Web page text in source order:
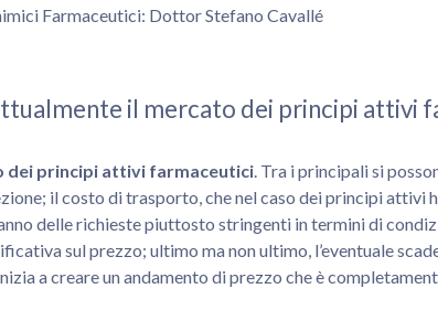
Farmaceutici: Dottor Stefano Cavallé
il mercato dei principi attivi
dei principi attivi farmaceutici. Tra i principali si
il costo di trasporto, che nel caso dei principi attivi
delle richieste piuttosto stringenti in termini di
sul prezzo; ultimo ma non ultimo, l’eventuale
a creare un andamento di prezzo che è